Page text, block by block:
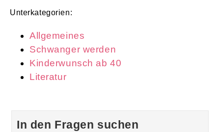
Unterkategorien:
Allgemeines
Schwanger werden
Kinderwunsch ab 40
Literatur
In den Fragen suchen